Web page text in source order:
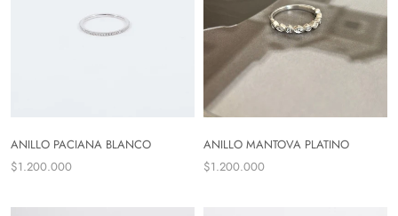
ANILLO PACIANA BLANCO
$1.200.000
ANILLO MANTOVA PLATINO
$1.200.000